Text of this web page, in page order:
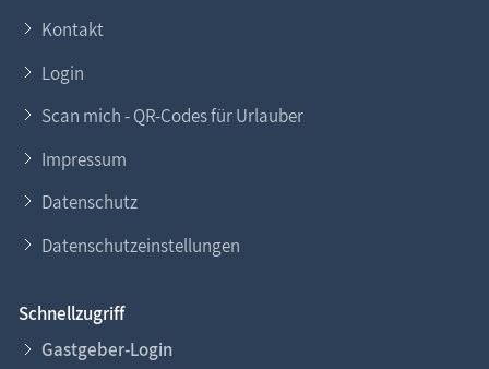
Kontakt
Login
Scan mich - QR-Codes für Urlauber
Impressum
Datenschutz
Datenschutzeinstellungen
Schnellzugriff
Gastgeber-Login